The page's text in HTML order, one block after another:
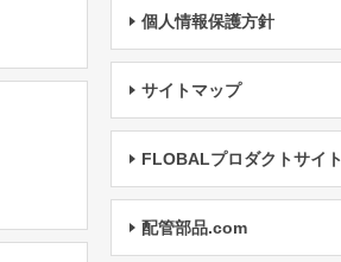
個人情報保護方針
サイトマップ
FLOBALプロダクトサイト
配管部品.com